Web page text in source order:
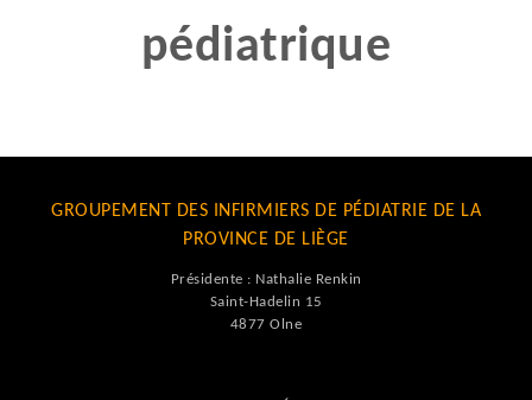
pédiatrique
GROUPEMENT DES INFIRMIERS DE PÉDIATRIE DE LA
PROVINCE DE LIÈGE
Présidente : Nathalie Renkin
Saint-Hadelin 15
4877 Olne